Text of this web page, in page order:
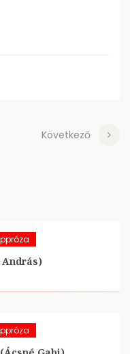
Következő